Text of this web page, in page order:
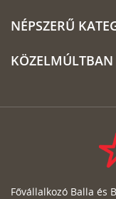
NÉPSZERŰ
KÖZELMÚLTBAN
Fővállalkozó Balla és